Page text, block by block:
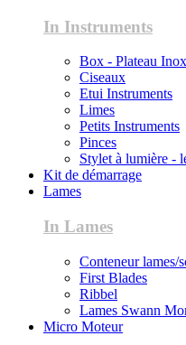
In Instruments
Box - Plateau
Ciseaux
Etui Instruments
Limes
Petits Instruments
Pinces
Stylet à lumière -
Kit de démarrage
Lames
In Lames
Conteneur lames/
First Blades
Ribbel
Lames Swann
Micro Moteur